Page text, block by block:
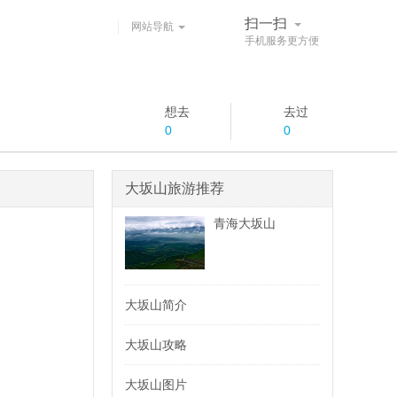
扫一扫
手机服务更方便
网站导航
想去
0
去过
0
大坂山旅游推荐
青海大坂山
大坂山简介
大坂山攻略
大坂山图片